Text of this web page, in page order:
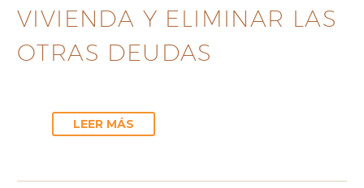
VIVIENDA Y ELIMINAR LAS
OTRAS DEUDAS
LEER MÁS